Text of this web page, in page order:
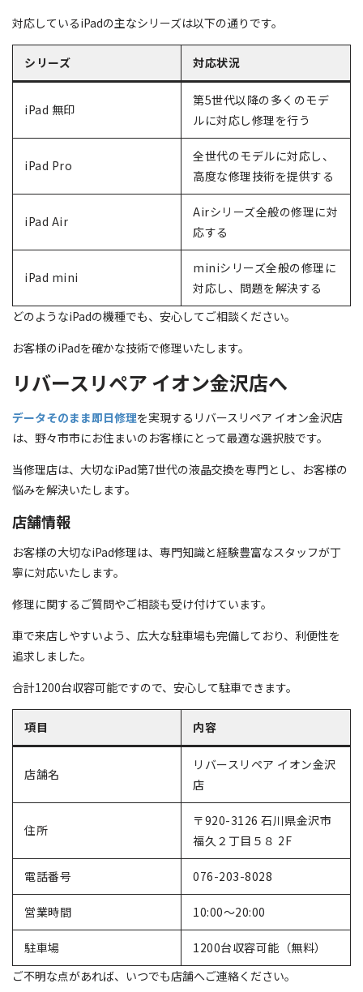
対応しているiPadの主なシリーズは以下の通りです。
シリーズ 対応状況
iPad 無印
第5世代以降の多くのモデ
ルに対応し修理を行う
iPad Pro
全世代のモデルに対応し、
高度な修理技術を提供する
iPad Air
Airシリーズ全般の修理に対
応する
iPad mini
miniシリーズ全般の修理に
対応し、問題を解決する
どのようなiPadの機種でも、安心してご相談ください。
お客様のiPadを確かな技術で修理いたします。
リバースリペア イオン金沢店へ
データそのまま即日修理を実現するリバースリペア イオン金沢店
は、野々市市にお住まいのお客様にとって最適な選択肢です。
当修理店は、大切なiPad第7世代の液晶交換を専門とし、お客様の
悩みを解決いたします。
店舗情報
お客様の大切なiPad修理は、専門知識と経験豊富なスタッフが丁
寧に対応いたします。
修理に関するご質問やご相談も受け付けています。
車で来店しやすいよう、広大な駐車場も完備しており、利便性を
追求しました。
合計1200台収容可能ですので、安心して駐車できます。
項目 内容
店舗名
リバースリペア イオン金沢
店
住所
〒920-3126 石川県金沢市
福久２丁目５８ 2F
電話番号 076-203-8028
営業時間 10:00～20:00
駐車場
1200台収容可能（無料）
ご不明な点があれば、いつでも店舗へご連絡ください。